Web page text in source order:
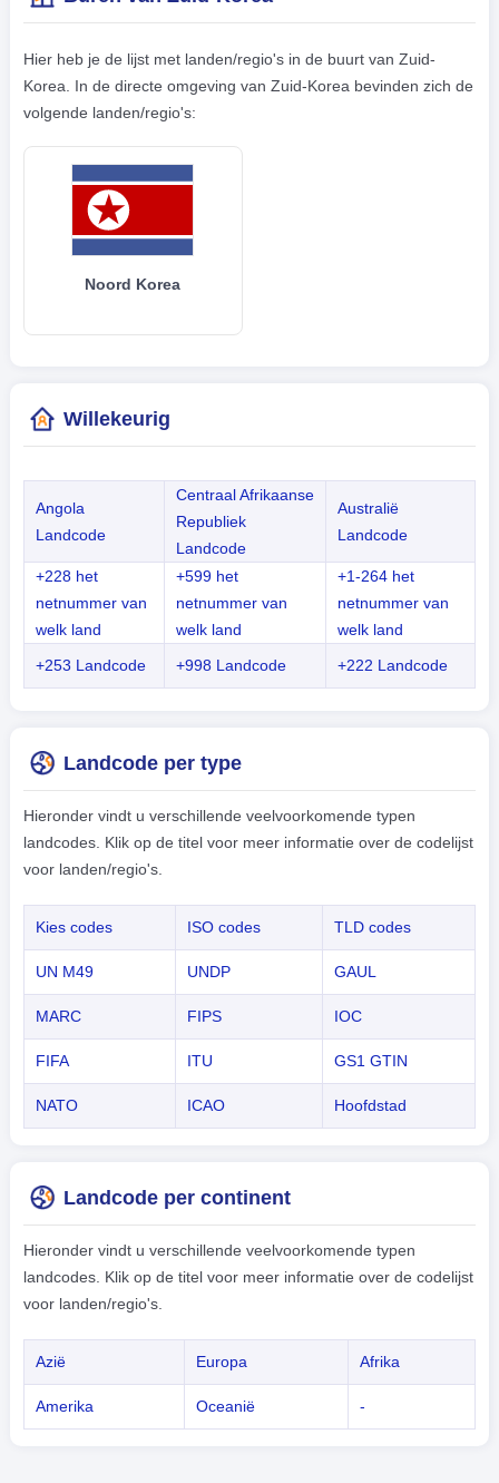
Hier heb je de lijst met landen/regio's in de buurt van Zuid-
Korea. In de directe omgeving van Zuid-Korea bevinden zich de
volgende landen/regio's:
Noord Korea
Willekeurig
Angola
Landcode
Centraal Afrikaanse
Republiek
Landcode
Australië
Landcode
+228 het
netnummer van
welk land
+599 het
netnummer van
welk land
+1-264 het
netnummer van
welk land
+253 Landcode
+998 Landcode +222 Landcode
Landcode per type
Hieronder vindt u verschillende veelvoorkomende typen
landcodes. Klik op de titel voor meer informatie over de codelijst
voor landen/regio's.
Kies codes ISO codes TLD codes
UN M49 UNDP GAUL
MARC FIPS IOC
FIFA ITU GS1 GTIN
NATO ICAO Hoofdstad
Landcode per continent
Hieronder vindt u verschillende veelvoorkomende typen
landcodes. Klik op de titel voor meer informatie over de codelijst
voor landen/regio's.
Azië Europa Afrika
Amerika Oceanië -